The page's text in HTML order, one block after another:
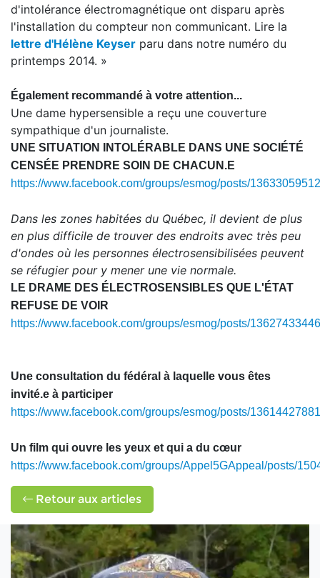
d'intolérance électromagnétique ont disparu après
l'installation du compteur non communicant. Lire la
lettre d'Hélène Keyser paru dans notre numéro du
printemps 2014. »
Également recommandé à votre attention...
Une dame hypersensible a reçu une couverture
sympathique d'un journaliste.
UNE SITUATION INTOLÉRABLE DANS UNE SOCIÉTÉ
CENSÉE PRENDRE SOIN DE CHACUN.E
https://www.facebook.com/groups/esmog/posts/
Dans les zones habitées du Québec, il devient de plus
en plus difficile de trouver des endroits avec très peu
d'ondes où les personnes électrosensibilisées peuvent
se réfugier pour y mener une vie normale.
LE DRAME DES ÉLECTROSENSIBLES QUE L'ÉTAT
REFUSE DE VOIR
https://www.facebook.com/groups/esmog/posts/
Une consultation du fédéral à laquelle vous êtes
invité.e à participer
https://www.facebook.com/groups/esmog/posts/
Un film qui ouvre les yeux et qui a du cœur
https://www.facebook.com/groups/Appel5GAppeal/posts/
Retour aux articles